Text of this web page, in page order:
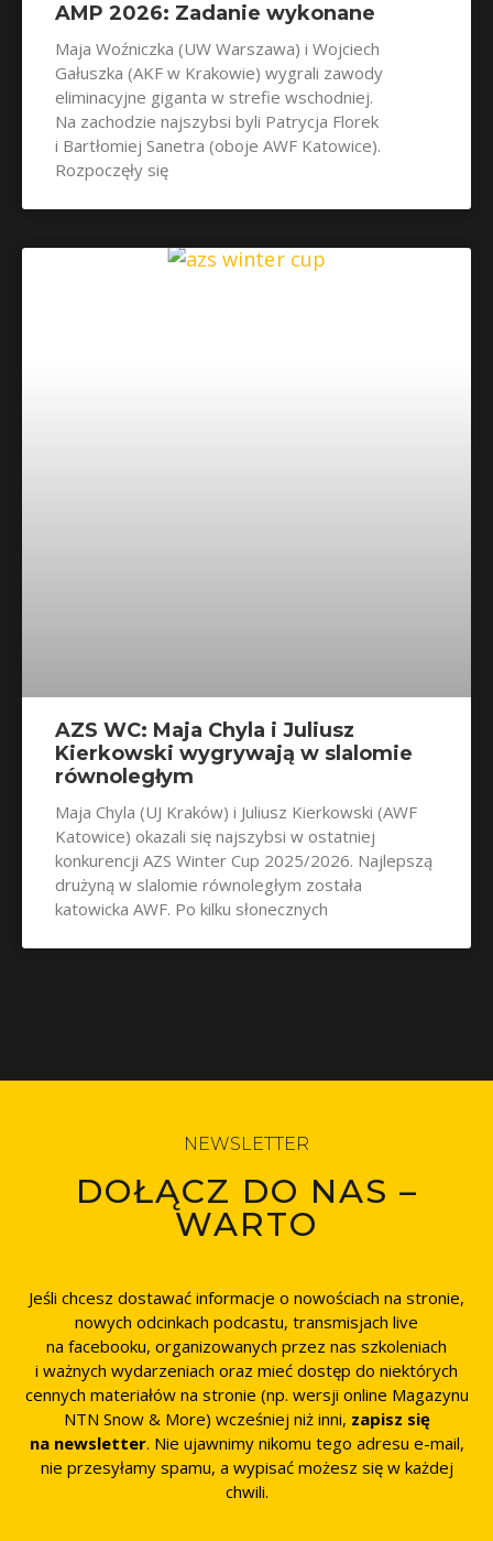
AMP 2026: Zadanie wykonane
Maja Woźniczka (UW Warszawa) i Wojciech
Gałuszka (AKF w Krakowie) wygrali zawody
eliminacyjne giganta w strefie wschodniej.
Na zachodzie najszybsi byli Patrycja Florek
i Bartłomiej Sanetra (oboje AWF Katowice).
Rozpoczęły się
AZS WC: Maja Chyla i Juliusz
Kierkowski wygrywają w slalomie
równoległym
Maja Chyla (UJ Kraków) i Juliusz Kierkowski (AWF
Katowice) okazali się najszybsi w ostatniej
konkurencji AZS Winter Cup 2025/2026. Najlepszą
drużyną w slalomie równoległym została
katowicka AWF. Po kilku słonecznych
NEWSLETTER
DOŁĄCZ DO NAS –
WARTO
Jeśli chcesz dostawać informacje o nowościach na stronie,
nowych odcinkach podcastu, transmisjach live
na facebooku, organizowanych przez nas szkoleniach
i ważnych wydarzeniach oraz mieć dostęp do niektórych
cennych materiałów na stronie (np. wersji online Magazynu
NTN Snow & More) wcześniej niż inni, zapisz się
na newsletter. Nie ujawnimy nikomu tego adresu e-mail,
nie przesyłamy spamu, a wypisać możesz się w każdej
chwili.